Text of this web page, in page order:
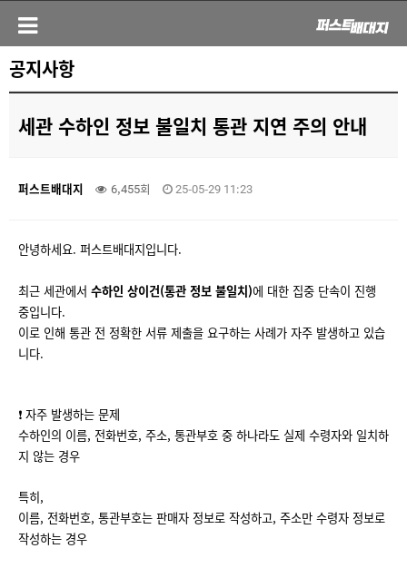
공지사항
세관 수하인 정보 불일치 통관 지연 주의 안내
퍼스트배대지 6,455회 25-05-29 11:23
안녕하세요. 퍼스트배대지입니다.
최근 세관에서 수하인 상이건(통관 정보 불일치)에 대한 집중 단속이 진행
중입니다.
이로 인해 통관 전 정확한 서류 제출을 요구하는 사례가 자주 발생하고 있습
니다.
❗ 자주 발생하는 문제
수하인의 이름, 전화번호, 주소, 통관부호 중 하나라도 실제 수령자와 일치하
지 않는 경우
특히,
이름, 전화번호, 통관부호는 판매자 정보로 작성하고, 주소만 수령자 정보로
작성하는 경우